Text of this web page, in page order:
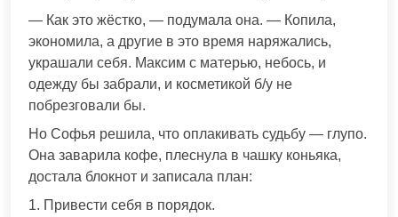
— Как это жёстко, — подумала она. — Копила,
экономила, а другие в это время наряжались,
украшали себя. Максим с матерью, небось, и
одежду бы забрали, и косметикой б/у не
побрезговали бы.
Но Софья решила, что оплакивать судьбу — глупо.
Она заварила кофе, плеснула в чашку коньяка,
достала блокнот и записала план:
1. Привести себя в порядок.